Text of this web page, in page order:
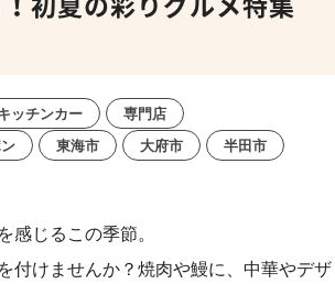
ッチンカー
専門店
東海市 大府市 半田市
じるこの季節。
付けませんか？焼肉や鰻に、中華やデザ